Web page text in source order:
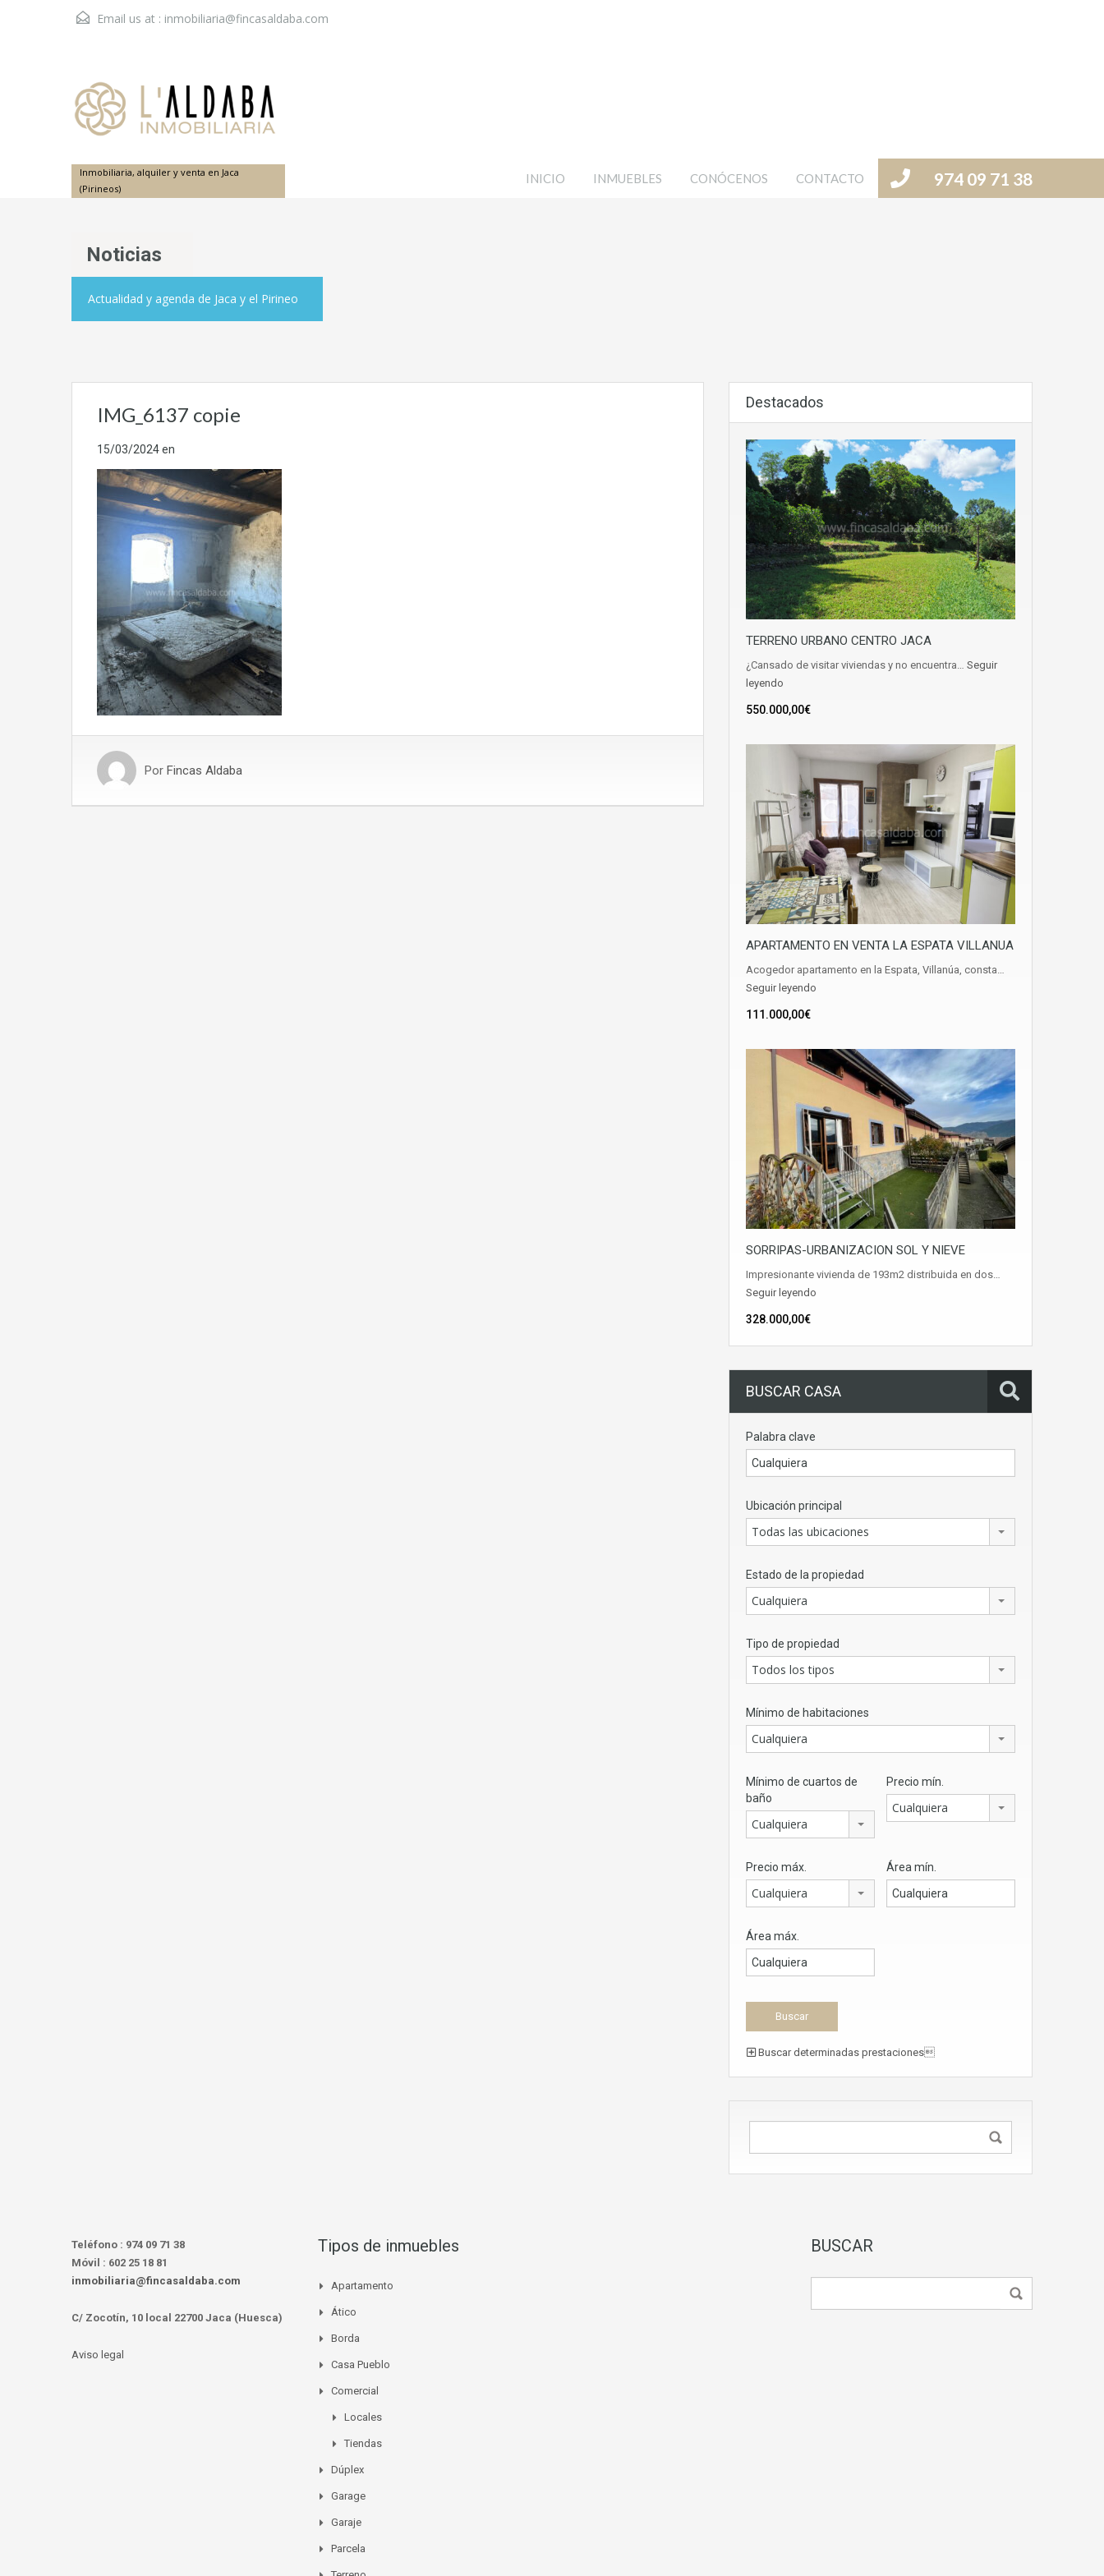
Email us at : inmobiliaria@fincasaldaba.com
Inmobiliaria, alquiler y venta en Jaca
(Pirineos)
974 09 71 38
INICIO INMUEBLES CONÓCENOS CONTACTO
Noticias
Actualidad y agenda de Jaca y el Pirineo
IMG_6137 copie
15/03/2024en
Por Fincas Aldaba
Destacados
TERRENO URBANO CENTRO JACA
¿Cansado de visitar viviendas y no encuentra… Seguir
leyendo
550.000,00€
APARTAMENTO EN VENTA LA ESPATA VILLANUA
Acogedor apartamento en la Espata, Villanúa, consta…
Seguir leyendo
111.000,00€
SORRIPAS-URBANIZACION SOL Y NIEVE
Impresionante vivienda de 193m2 distribuida en dos…
Seguir leyendo
328.000,00€
BUSCAR CASA
Palabra clave
Ubicación principal
Todas las ubicaciones
Estado de la propiedad
Cualquiera
Tipo de propiedad
Todos los tipos
Mínimo de habitaciones
Cualquiera
Mínimo de cuartos de
baño
Cualquiera
Precio mín.
Cualquiera
Precio máx.
Cualquiera
Área mín.
Área máx.
Buscar determinadas prestaciones
Teléfono : 974 09 71 38
Móvil : 602 25 18 81
inmobiliaria@fincasaldaba.com
C/ Zocotín, 10 local 22700 Jaca (Huesca)
Aviso legal
Tipos de inmuebles
Apartamento
Ático
Borda
Casa Pueblo
Comercial
Locales
Tiendas
Dúplex
Garage
Garaje
Parcela
BUSCAR